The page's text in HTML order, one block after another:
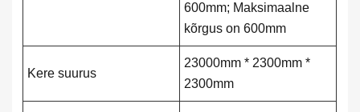
600mm; Maksimaalne
kõrgus on 600mm
Kere suurus
23000mm * 2300mm *
2300mm